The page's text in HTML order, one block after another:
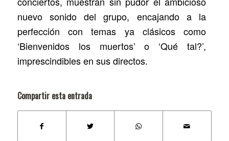
nuevo sonido del grupo, encajando a la
perfección con temas ya clásicos como
‘Bienvenidos los muertos’ o ‘Qué tal?’,
imprescindibles en sus directos.
Compartir esta entrada